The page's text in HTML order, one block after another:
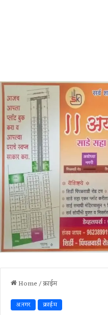
Home/क्राईम
अ.नगर क्राईम